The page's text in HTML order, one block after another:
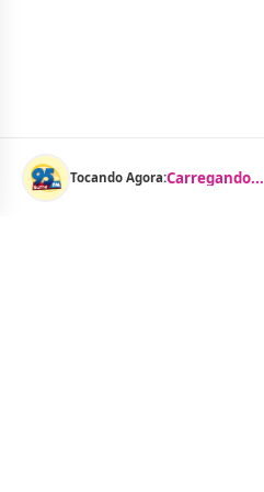
Tocando Agora:Carregando...